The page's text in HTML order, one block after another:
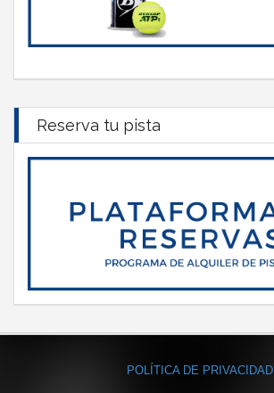
Reserva tu pista
POLÍTICA DE PRIVACIDAD